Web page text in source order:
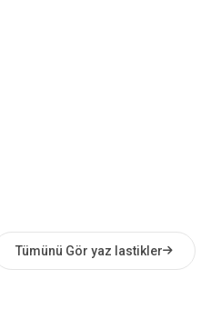
Tümünü Gör yaz lastikler